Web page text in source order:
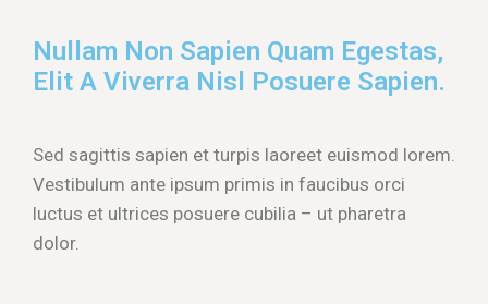
Nullam Non Sapien Quam Egestas,
Elit A Viverra Nisl Posuere Sapien.
Sed sagittis sapien et turpis laoreet euismod lorem.
Vestibulum ante ipsum primis in faucibus orci
luctus et ultrices posuere cubilia – ut pharetra
dolor.